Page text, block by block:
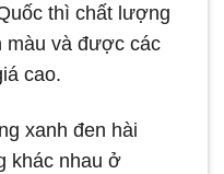
thì chất lượng
màu và được các
cao.
xanh đen hài
khác nhau ở